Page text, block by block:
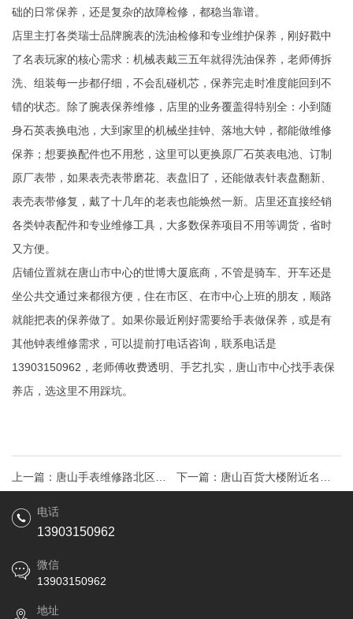
础的日常保养，还是复杂的故障检修，都稳当靠谱。
店里主打各类瑞士品牌腕表的洗油检修和专业维护保养，刚好戳中
了名表玩家的核心需求：机械表戴三五年就得洗油保养，老师傅拆
洗、组装每一步都仔细，不会乱碰机芯，保养完走时准度能回到不
错的状态。除了腕表保养维修，店里的业务覆盖得特别全：小到随
身石英表换电池，大到家里的机械坐挂钟、落地大钟，都能做维修
保养；想要换配件也不用愁，这里可以更换原厂石英表电池、订制
原厂表带，如果表壳表带磨花、表盘旧了，还能做表针表盘翻新、
表壳表带修复，戴了十几年的老表也能焕然一新。店里还直接经销
各类钟表配件和专业维修工具，大多数保养项目不用等调货，省时
又方便。
店铺位置就在唐山市中心的世博大厦底商，不管是骑车、开车还是
坐公共交通过来都很方便，住在市区、在市中心上班的朋友，顺路
就能把表的保养做了。如果你最近刚好需要给手表做保养，或是有
其他钟表维修需求，可以提前打电话咨询，联系电话是
13903150962，老师傅收费透明、手艺扎实，唐山市中心找手表保
养店，选这里不用踩坑。
上一篇： 唐山手表维修路北区新
华东道附近？
下一篇： 唐山百货大楼附近名表
电话
13903150962
微信
13903150962
地址